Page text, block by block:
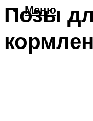
Меню
Позы